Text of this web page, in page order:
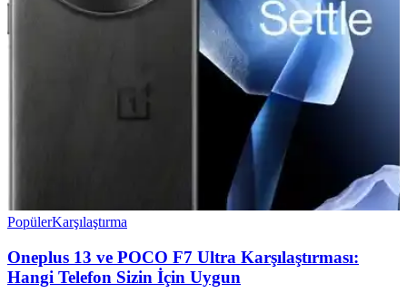
PopülerKarşılaştırma
Oneplus 13 ve POCO F7 Ultra Karşılaştırması:
Hangi Telefon Sizin İçin Uygun